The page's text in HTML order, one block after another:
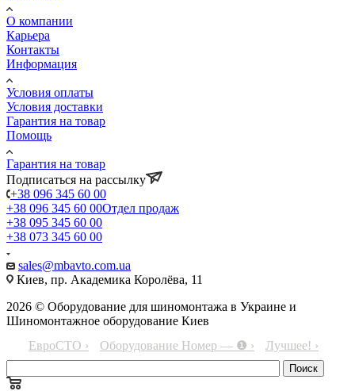
О компании
Карьера
Контакты
Информация
Условия оплаты
Условия доставки
Гарантия на товар
Помощь
Гарантия на товар
Подписаться на рассылку
+38 096 345 60 00
+38 096 345 60 00Отдел продаж
+38 095 345 60 00
+38 073 345 60 00
sales@mbavto.com.ua
Киев, пр. Академика Королёва, 11
2026 © Оборудование для шиномонтажа в Украине и
Шиномонтажное оборудование Киев
ЕвроСТО ›
Оборудование Номер — ❶ › Лучшее! ›